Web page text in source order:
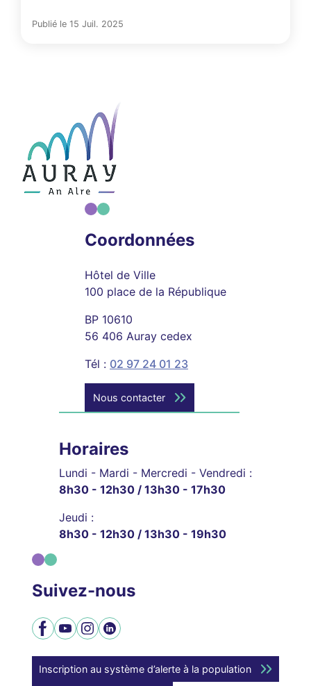
Publié le 15 Juil. 2025
Coordonnées
Hôtel de Ville
100 place de la République
BP 10610
56 406 Auray cedex
Tél : 02 97 24 01 23
Nous contacter
Horaires
Lundi - Mardi - Mercredi - Vendredi :
8h30 - 12h30 / 13h30 - 17h30
Jeudi :
8h30 - 12h30 / 13h30 - 19h30
Suivez-nous
Facebook
YouTubeInstagram
LinkedIn
Inscription au système d’alerte à la population